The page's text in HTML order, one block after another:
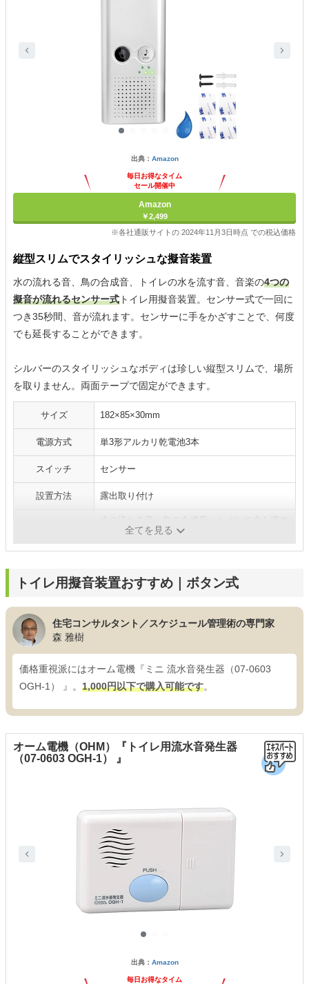
出典： Amazon
毎日お得なタイム
セール開催中
Amazon
￥2,499
※各社通販サイトの 2024年11月3日時点 での税込価格
縦型スリムでスタイリッシュな擬音装置
水の流れる音、鳥の合成音、トイレの水を流す音、音楽の4つの
擬音が流れるセンサー式 トイレ用擬音装置。センサー式で一回に
つき35秒間、音が流れます。センサーに手をかざすことで、何度
でも延長することができます。
シルバーのスタイリッシュなボディは珍しい縦型スリムで、場所
を取りません。両面テープで固定ができます。
サイズ 182×85×30mm
電源方式 単3形アルカリ乾電池3本
スイッチ センサー
設置方法 露出取り付け
音、音楽全てを見る
トイレ用擬音装置おすすめ｜ボタン式
住宅コンサルタント／スケジュール管理術の専門家
森 雅樹
価格重視派にはオーム電機『ミニ 流水音発生器（07-0603
OGH-1） 』。 1,000円以下で購入可能です。
オーム電機（OHM）『トイレ用流水音発生器
（07-0603 OGH-1） 』
出典： Amazon
毎日お得なタイム